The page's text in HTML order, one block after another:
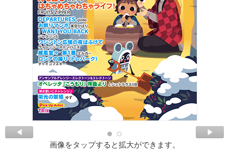
画像をタップすると拡大ができます。